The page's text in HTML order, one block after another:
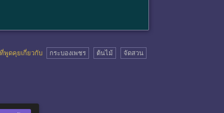
พูดคุยเกี่ยวกับ กระบองเพชร ต้นไม้ จัดสวน